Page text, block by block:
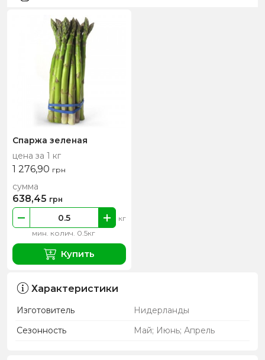
Спаржа зеленая
цена за 1 кг
1 276,90 грн
мин. колич. 0.5кг
кг
сумма
638,45 грн
Купить
Характеристики
Изготовитель
Нидерланды
Сезонность
Май; Июнь; Апрель